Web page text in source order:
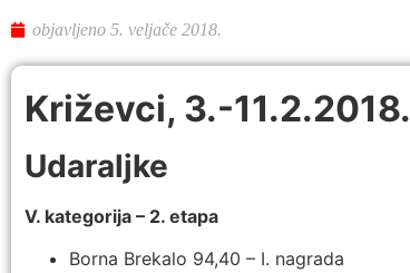
objavljeno 5. veljače 2018.
Križevci, 3.-11.2.2018.
Udaraljke
V. kategorija – 2. etapa
Borna Brekalo 94,40 – I. nagrada